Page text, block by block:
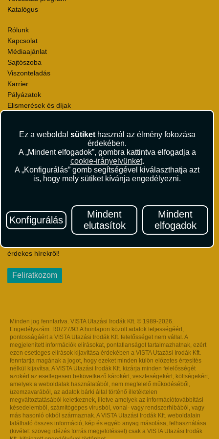
Ez a weboldal sütikethasznál az élmény fokozása
érdekében.
A „Mindent elfogadok”, gombra kattintva elfogadja a
cookie-irányelvünket.
A „Konfigurálás” gomb segítségével kiválaszthatja azt
is, hogy mely sütiket kívánja engedélyezni.
Konfigurálás
Mindent
elutasítok
Mindent
elfogadok
Katalógus
Rólunk
Kapcsolat
Médiaajánlat
Sajtószoba
Viszonteladás
Karrier
Pályázatok
Elismerések és díjak
Utazási Csomag Szerződési Feltételek
Útlemondás-biztosítás Szerződési Feltételek
Utasbiztosítás Szerződési Feltételek
Repülőjegy Szerződési Feltételek
Adatvédelem
Hírlevél
Iratkozzon fel Magyarország egyik legszínesebb utazási
érdekes hírekről!
Feliratkozom
Minden jog fenntartva. VISTA Utazási Irodák Kft. © 1989-2026.
Engedélyszám: R0727/93 A honlapon közölt adatok teljességéért,
pontosságáért a VISTA Utazási Irodák Kft. felelősséget nem vállal. A
megjelenített információk elírásokat, pontatlanságot tartalmazhatnak, ezért
ezen esetleges elírások kijavítása érdekében a VISTA Utazási Irodák Kft.
fenntartja magának a jogot, hogy ezeket minden külön előzetes értesítés
nélkül kijavítsa. A VISTA Utazási Irodák Kft. kizárja minden felelősségét
azokért az esetlegesen bekövetkező károkért, veszteségekért, költségekért,
amelyek a weboldalak használatából, nem megfelelő működéséből,
üzemzavarából, az adatok bárki által történő illetéktelen
megváltoztatásából keletkeznek, illetve amelyek az információtovábbítási
késedelemből, számítógépes vírusból, vonal- vagy rendszerhibából, vagy
más hasonló okból származnak. A VISTA Utazási Irodák Kft. weboldalain
található összes információ, kép és egyéb anyag másolása, felhasználása
(kivétel: szöveg idézés forrás megjelöléssel) csak a VISTA Utazási Irodák